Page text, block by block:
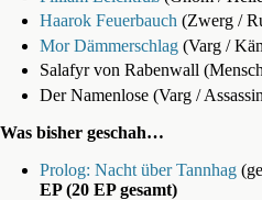
Haarok Feuerbauch (Zwerg /
Mor Dämmerschlag(Varg /
Salafyr von Rabenwall
Der Namenlose (Varg /
Was bisher geschah…
Prolog: Nacht über Tannhag
EP (20 EP gesamt)